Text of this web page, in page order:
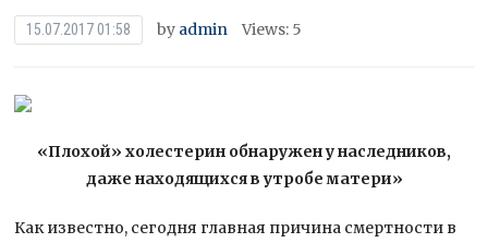
15.07.2017 01:58 by admin Views: 5
«Плохой» холестерин обнаружен у наследников,
даже находящихся в утробе матери»
Как известно, сегодня главная причина смертности в